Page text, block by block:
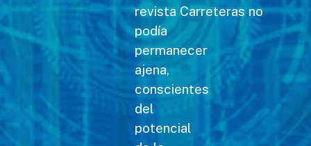
revista Carreteras no
podía
permanecer
ajena,
conscientes
del
potencial